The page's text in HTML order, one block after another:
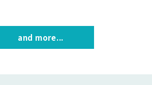
and more...